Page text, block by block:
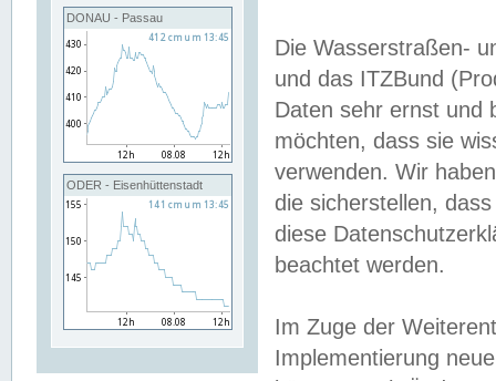
DONAU - Passau
ODER - Eisenhüttenstadt
Die Wasserstraßen-
und das ITZBund
Daten sehr ernst und
möchten, dass sie
verwenden. Wir
die sicherstellen,
diese
beachtet werden.
Im Zuge der
Implementierung